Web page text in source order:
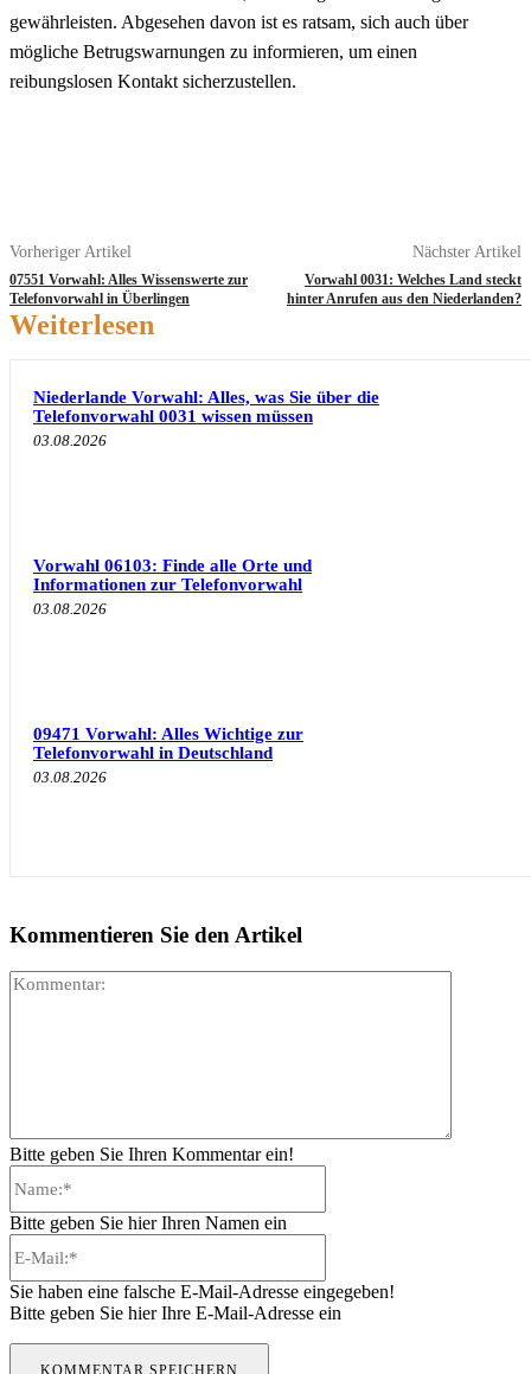
gewährleisten. Abgesehen davon ist es ratsam, sich auch über
mögliche Betrugswarnungen zu informieren, um einen
reibungslosen Kontakt sicherzustellen.
Vorheriger Artikel
07551 Vorwahl: Alles Wissenswerte zur
Telefonvorwahl in Überlingen
Nächster Artikel
Vorwahl 0031: Welches Land steckt
hinter Anrufen aus den Niederlanden?
Weiterlesen
Niederlande Vorwahl: Alles, was Sie über die
Telefonvorwahl 0031 wissen müssen
03.08.2026
Vorwahl 06103: Finde alle Orte und
Informationen zur Telefonvorwahl
03.08.2026
09471 Vorwahl: Alles Wichtige zur
Telefonvorwahl in Deutschland
03.08.2026
Kommentieren Sie den Artikel
Bitte geben Sie Ihren Kommentar ein!
Bitte geben Sie hier Ihren Namen ein
Sie haben eine falsche E-Mail-Adresse eingegeben!
Bitte geben Sie hier Ihre E-Mail-Adresse ein